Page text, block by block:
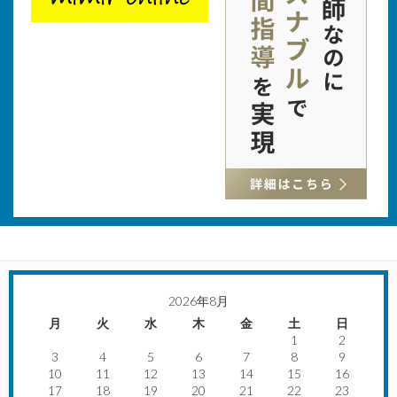
2026年8月
月
火 水 木 金 土
日
1
2
3
4 5 6 7 8
9
10
11 12 13 14 15
16
17
18 19 20 21 22
23